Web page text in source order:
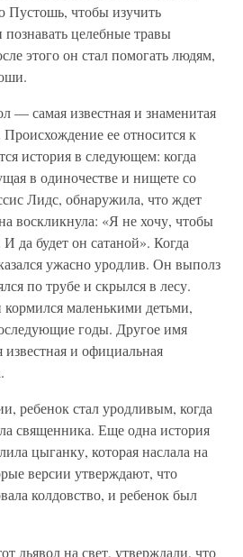
чтобы изучить
целебные травы
этого он стал помогать людям,
— самая известная и знаменитая
Происхождение ее относится к
история в следующем: когда
в одиночестве и нищете со
Лидс, обнаружила, что ждет
воскликнула: «Я не хочу, чтобы
да будет он сатаной». Когда
ужасно уродлив. Он выполз
по трубе и скрылся в лесу.
кормился маленькими детьми,
годы. Другое имя
и официальная
ребенок стал уродливым, когда
священника. Еще одна история
цыганку, которая наслала на
версии утверждают, что
колдовство, и ребенок был
дьявол на свет, утверждали, что